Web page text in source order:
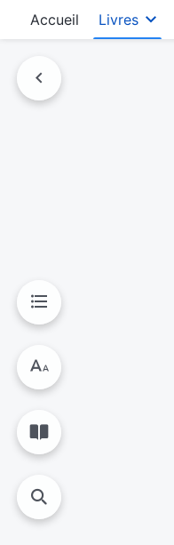
Accueil Livres